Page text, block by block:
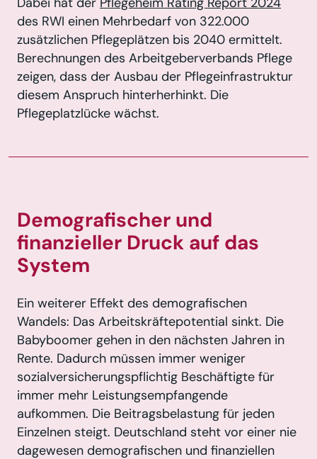
des RWI einen Mehrbedarf von 322.000
zusätzlichen Pflegeplätzen bis 2040 ermittelt.
Berechnungen des Arbeitgeberverbands Pflege
zeigen, dass der Ausbau der Pflegeinfrastruktur
diesem Anspruch hinterherhinkt. Die
Pflegeplatzlücke wächst.
Demografischer und
finanzieller Druck auf das
System
Ein weiterer Effekt des demografischen
Wandels: Das Arbeitskräftepotential sinkt. Die
Babyboomer gehen in den nächsten Jahren in
Rente. Dadurch müssen immer weniger
sozialversicherungspflichtig Beschäftigte für
immer mehr Leistungsempfangende
aufkommen. Die Beitragsbelastung für jeden
Einzelnen steigt. Deutschland steht vor einer nie
dagewesen demografischen und finanziellen